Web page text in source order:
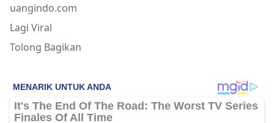
uangindo.com
Lagi Viral
Tolong Bagikan